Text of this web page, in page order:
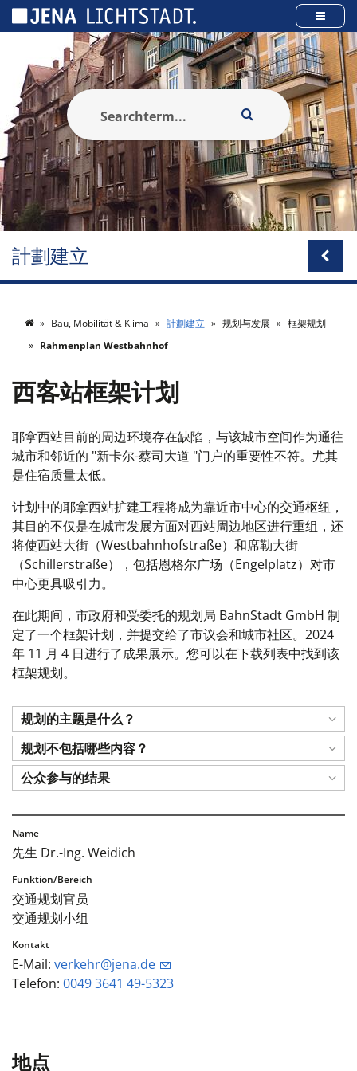
計劃建立
Bau, Mobilität & Klima 計劃建立 规划与发展
框架规划
Rahmenplan Westbahnhof
西客站框架计划
耶拿西站目前的周边环境存在缺陷，与该城市空间作为通往
城市和邻近的 "新卡尔-蔡司大道 "门户的重要性不符。尤其
是住宿质量太低。
计划中的耶拿西站扩建工程将成为靠近市中心的交通枢纽，
其目的不仅是在城市发展方面对西站周边地区进行重组，还
将使西站大街（Westbahnhofstraße）和席勒大街
（Schillerstraße），包括恩格尔广场（Engelplatz）对市
中心更具吸引力。
在此期间，市政府和受委托的规划局 BahnStadt GmbH 制
定了一个框架计划，并提交给了市议会和城市社区。2024
年 11 月 4 日进行了成果展示。您可以在下载列表中找到该
框架规划。
规划的主题是什么？
规划不包括哪些内容？
公众参与的结果
先生 Dr.-Ing. Weidich
交通规划官员
交通规划小组
E-Mail: verkehr@jena.de
Telefon: 0049 3641 49-5323
地点
Cookies management panel